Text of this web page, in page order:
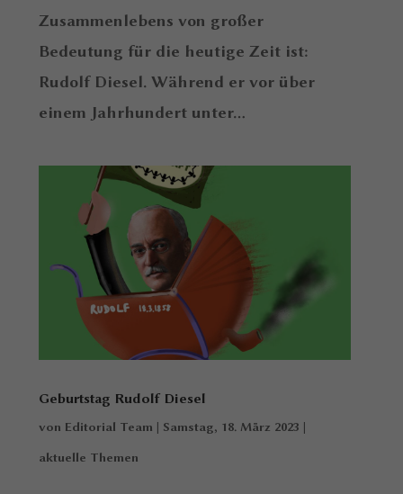
Zusammenlebens von großer
Bedeutung für die heutige Zeit ist:
Rudolf Diesel. Während er vor über
einem Jahrhundert unter...
Geburtstag Rudolf Diesel
von Editorial Team | Samstag, 18. März 2023 |
aktuelle Themen